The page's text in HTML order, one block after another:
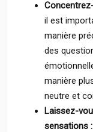
il est
manière
des
manière
neutre et
Laissez-
sensations :